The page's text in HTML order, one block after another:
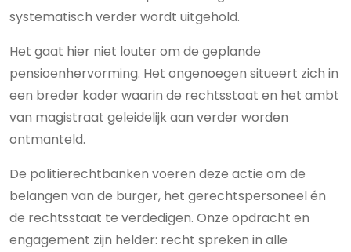
systematisch verder wordt uitgehold.
Het gaat hier niet louter om de geplande
pensioenhervorming. Het ongenoegen situeert zich in
een breder kader waarin de rechtsstaat en het ambt
van magistraat geleidelijk aan verder worden
ontmanteld.
De politierechtbanken voeren deze actie om de
belangen van de burger, het gerechtspersoneel én
de rechtsstaat te verdedigen. Onze opdracht en
engagement zijn helder: recht spreken in alle